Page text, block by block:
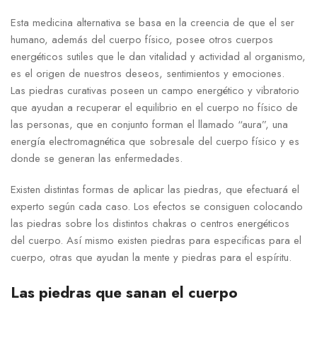
Esta medicina alternativa se basa en la creencia de que el ser
humano, además del cuerpo físico, posee otros cuerpos
energéticos sutiles que le dan vitalidad y actividad al organismo,
es el origen de nuestros deseos, sentimientos y emociones.
Las piedras curativas poseen un campo energético y vibratorio
que ayudan a recuperar el equilibrio en el cuerpo no físico de
las personas, que en conjunto forman el llamado “aura”, una
energía electromagnética que sobresale del cuerpo físico y es
donde se generan las enfermedades.
Existen distintas formas de aplicar las piedras, que efectuará el
experto según cada caso. Los efectos se consiguen colocando
las piedras sobre los distintos chakras o centros energéticos
del cuerpo. Así mismo existen piedras para especificas para el
cuerpo, otras que ayudan la mente y piedras para el espíritu.
Las piedras que sanan el cuerpo